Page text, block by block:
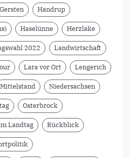
Gersten Handrup
Haselünne Herzlake
2022 Landwirtschaft
Lara vor Ort Lengerich
Mittelstand Niedersachsen
Osterbrock
Landtag Rückblick